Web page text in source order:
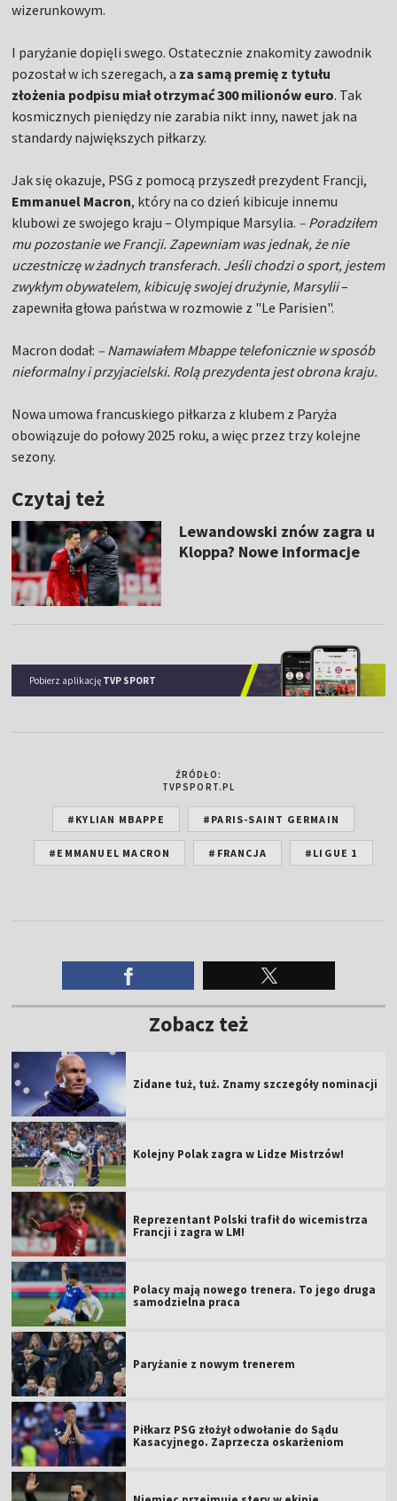
wizerunkowym.
I paryżanie dopięli swego. Ostatecznie znakomity zawodnik
pozostał w ich szeregach, a za samą premię z tytułu
złożenia podpisu miał otrzymać 300 milionów euro. Tak
kosmicznych pieniędzy nie zarabia nikt inny, nawet jak na
standardy największych piłkarzy.
Jak się okazuje, PSG z pomocą przyszedł prezydent Francji,
Emmanuel Macron, który na co dzień kibicuje innemu
klubowi ze swojego kraju – Olympique Marsylia. – Poradziłem
mu pozostanie we Francji. Zapewniam was jednak, że nie
uczestniczę w żadnych transferach. Jeśli chodzi o sport, jestem
zwykłym obywatelem, kibicuję swojej drużynie, Marsylii–
zapewniła głowa państwa w rozmowie z "Le Parisien".
Macron dodał: – Namawiałem Mbappe telefonicznie w sposób
nieformalny i przyjacielski. Rolą prezydenta jest obrona kraju.
Nowa umowa francuskiego piłkarza z klubem z Paryża
obowiązuje do połowy 2025 roku, a więc przez trzy kolejne
sezony.
Czytaj też
Lewandowski znów zagra u
Kloppa? Nowe informacje
Pobierz aplikację TVP SPORT
ŹRÓDŁO:
TVPSPORT.PL
#KYLIAN MBAPPE #PARIS-SAINT GERMAIN
#EMMANUEL MACRON #FRANCJA #LIGUE 1
Zobacz też
Zidane tuż, tuż. Znamy szczegóły nominacji
Kolejny Polak zagra w Lidze Mistrzów!
Reprezentant Polski trafił do wicemistrza
Francji i zagra w LM!
Polacy mają nowego trenera. To jego druga
samodzielna praca
Paryżanie z nowym trenerem
Piłkarz PSG złożył odwołanie do Sądu
Kasacyjnego. Zaprzecza oskarżeniom